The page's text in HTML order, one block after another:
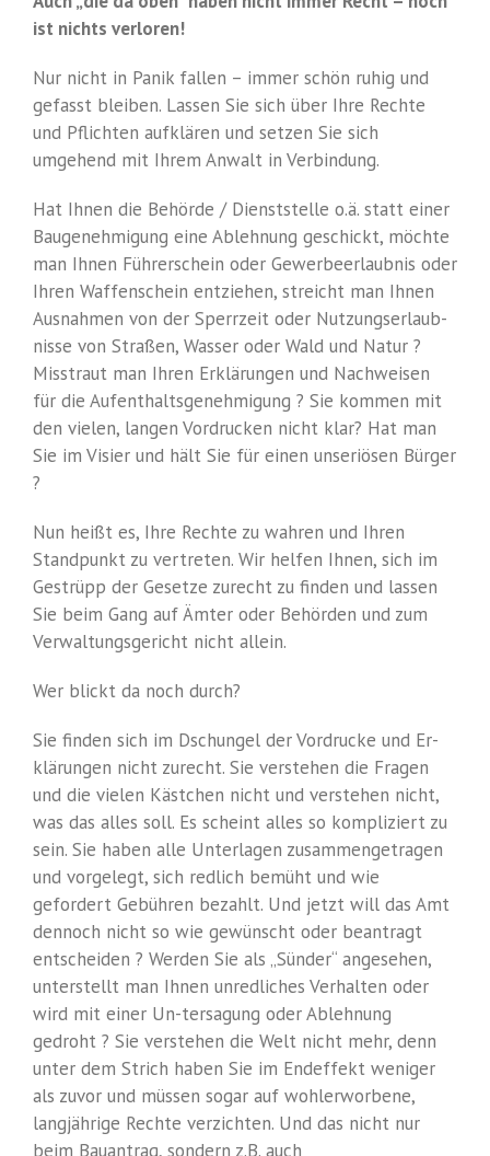
ist nichts verloren!
Nur nicht in Panik fallen – immer schön ruhig und
gefasst bleiben. Lassen Sie sich über Ihre Rechte
und Pflichten aufklären und setzen Sie sich
umgehend mit Ihrem Anwalt in Verbindung.
Hat Ihnen die Behörde / Dienststelle o.ä. statt einer
Baugenehmigung eine Ablehnung geschickt, möchte
man Ihnen Führerschein oder Gewerbeerlaubnis oder
Ihren Waffenschein entziehen, streicht man Ihnen
Ausnahmen von der Sperrzeit oder Nutzungserlaub-
nisse von Straßen, Wasser oder Wald und Natur ?
Misstraut man Ihren Erklärungen und Nachweisen
für die Aufenthaltsgenehmigung ? Sie kommen mit
den vielen, langen Vordrucken nicht klar? Hat man
Sie im Visier und hält Sie für einen unseriösen Bürger
?
Nun heißt es, Ihre Rechte zu wahren und Ihren
Standpunkt zu vertreten. Wir helfen Ihnen, sich im
Gestrüpp der Gesetze zurecht zu finden und lassen
Sie beim Gang auf Ämter oder Behörden und zum
Verwaltungsgericht nicht allein.
Wer blickt da noch durch?
Sie finden sich im Dschungel der Vordrucke und Er-
klärungen nicht zurecht. Sie verstehen die Fragen
und die vielen Kästchen nicht und verstehen nicht,
was das alles soll. Es scheint alles so kompliziert zu
sein. Sie haben alle Unterlagen zusammengetragen
und vorgelegt, sich redlich bemüht und wie
gefordert Gebühren bezahlt. Und jetzt will das Amt
dennoch nicht so wie gewünscht oder beantragt
entscheiden ? Werden Sie als „Sünder“ angesehen,
unterstellt man Ihnen unredliches Verhalten oder
wird mit einer Un-tersagung oder Ablehnung
gedroht ? Sie verstehen die Welt nicht mehr, denn
unter dem Strich haben Sie im Endeffekt weniger
als zuvor und müssen sogar auf wohlerworbene,
langjährige Rechte verzichten. Und das nicht nur
beim Bauantrag, sondern z.B. auch